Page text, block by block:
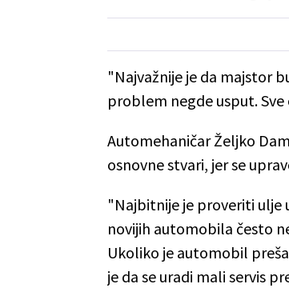
"Najvažnije je da majstor
problem negde usput.
Automehaničar Željko
osnovne stvari, jer se
"Najbitnije je proveriti ulje
novijih automobila često
Ukoliko je automobil
je da se uradi mali servis